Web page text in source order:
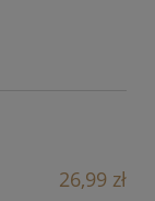
26,99 zł